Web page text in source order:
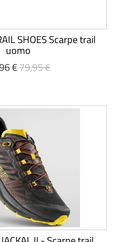
SHOES Scarpe trail
uomo
€79,95 €